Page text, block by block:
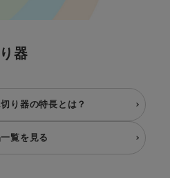
器
り器の特長とは？
覧を見る